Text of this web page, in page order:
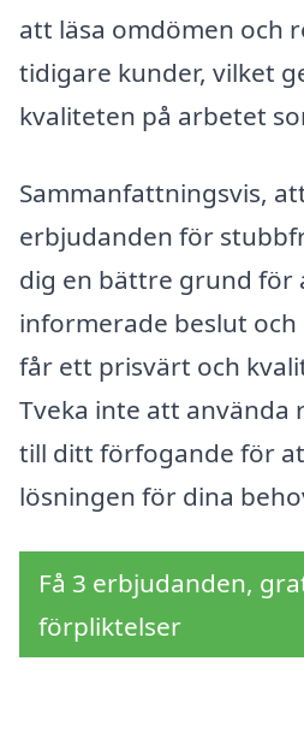
att läsa omdömen och
tidigare kunder, vilket
kvaliteten på arbetet
Sammanfattningsvis,
erbjudanden för
dig en bättre grund för
informerade beslut
får ett prisvärt och
Tveka inte att använda
till ditt förfogande för
lösningen för dina
Få 3 erbjudanden,
förpliktelser